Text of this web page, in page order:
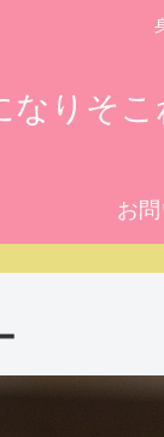
なりそ
お